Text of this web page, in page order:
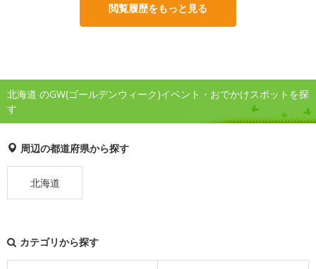
閲覧履歴をもっと見る
北海道 のGW(ゴールデンウィーク)イベント・おでかけスポットを探
す
周辺の都道府県から探す
北海道
カテゴリから探す